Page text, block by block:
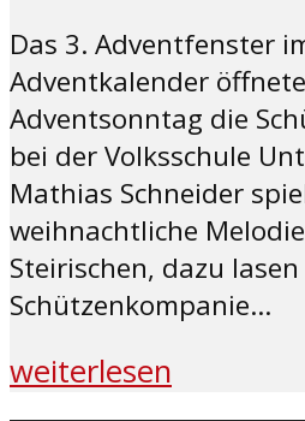
Das 3. Adventfenster
Adventkalender
Adventsonntag die
bei der Volksschule
Mathias Schneider
weihnachtliche
Steirischen, dazu
Schützenkompanie...
weiterlesen